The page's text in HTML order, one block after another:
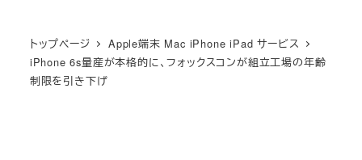
トップページ
Apple端末 Mac iPhone iPad サービス
iPhone 6s量産が本格的に、フォックスコンが組立工場の年齢
制限を引き下げ